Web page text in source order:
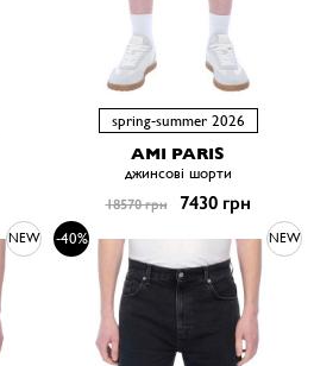
spring-summer 2026
AMI PARIS
джинсові шорти
18570 грн 7430 грн
NEW -40% NEW